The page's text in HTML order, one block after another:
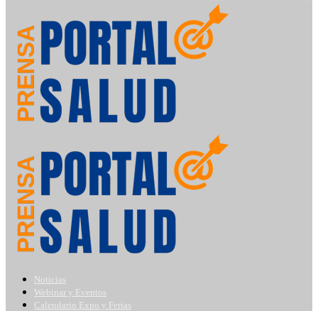
Noticias
Webinar y Eventos
Calendario Expo y Ferias